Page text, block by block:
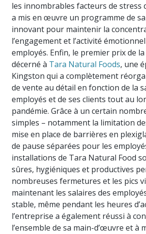
les innombrables facteurs de stress
a mis en œuvre un programme de
innovant pour maintenir la
l’engagement et l’activité
employés. Enfin, le premier prix de
décerné à Tara Natural Foods, une
Kingston qui a complètement
de vente au détail en fonction de la
employés et de ses clients tout au
pandémie. Grâce à un certain
simples – notamment la limitation
mise en place de barrières en
de pause séparées pour les
installations de Tara Natural Food
sûres, hygiéniques et productives
nombreuses fermetures et les pics
maintenant les salaires des
stable, même pendant les heures
l’entreprise a également réussi à
l’ensemble de sa main-d’œuvre et à